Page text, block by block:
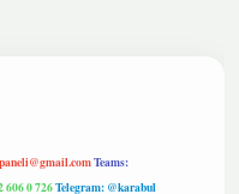
Teams:
606 0 726Telegram: @karabul